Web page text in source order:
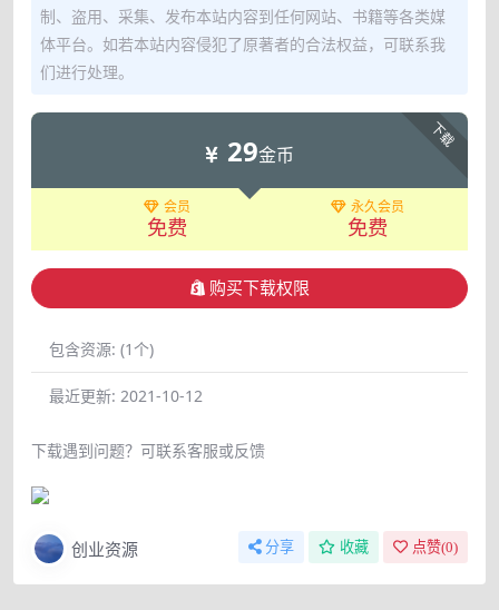
制、盗用、采集、发布本站内容到任何网站、书籍等各类媒
体平台。如若本站内容侵犯了原著者的合法权益，可联系我
们进行处理。
下载
29金币
会员
免费
永久会员
免费
购买下载权限
包含资源: (1个)
最近更新: 2021-10-12
下载遇到问题？可联系客服或反馈
创业资源 分享 收藏 点赞(0)